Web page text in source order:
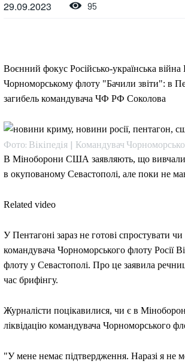
29.09.2023 95
Воєнний фокус Російсько-українська
Чорноморському флоту "Бачили звіти": в
загибель командувача ЧФ РФ Соколова
Фото: Вiкiпедiя | Командувач
В Міноборони США заявляють, що
в окупованому Севастополі, але поки не
Related video
У Пентагоні зараз не готові спростувати
командувача Чорноморського флоту Росії
флоту у Севастополі. Про це заявила
час брифінгу.
Журналісти поцікавилися, чи є в
ліквідацію командувача Чорноморського
"У мене немає підтвердження. Наразі я не